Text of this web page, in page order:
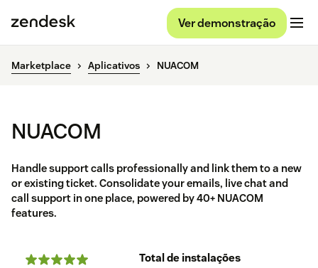
Ver demonstração
Marketplace Aplicativos NUACOM
NUACOM
Handle support calls professionally and link them to a new
or existing ticket. Consolidate your emails, live chat and
call support in one place, powered by 40+ NUACOM
features.
Total de instalações